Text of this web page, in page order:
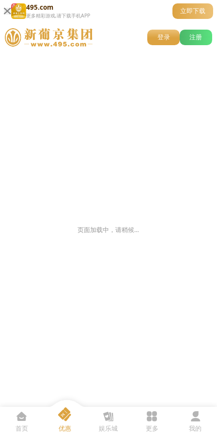
495.com
更多精彩游戏,请下载手机APP
立即下载
登录 注册
首页 优惠 娱乐城 更多 我的